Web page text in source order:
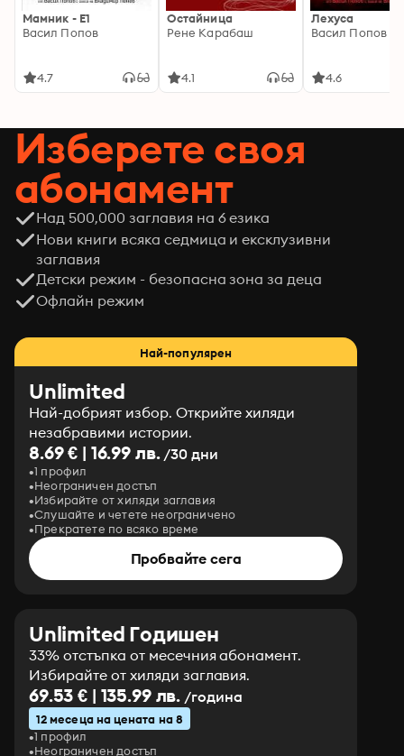
Мамник - E1
Васил Попов
4.7
Остайница
Рене Карабаш
4.1
Лехуса
Васил Попов
4.6
Изберете своя
абонамент
Над 500,000 заглавия на 6 езика
Нови книги всяка седмица и ексклузивни
заглавия
Детски режим - безопасна зона за деца
Офлайн режим
Най-популярен
Unlimited
Най-добрият избор. Открийте хиляди
незабравими истории.
8.69 € | 16.99 лв./30 дни
1 профил
Неограничен достъп
Избирайте от хиляди заглавия
Слушайте и четете неограничено
Прекратете по всяко време
Пробвайте сега
Unlimited Годишен
33% отстъпка от месечния абонамент.
Избирайте от хиляди заглавия.
69.53 € | 135.99 лв. /година
12 месеца на цената на 8
1 профил
Неограничен достъп